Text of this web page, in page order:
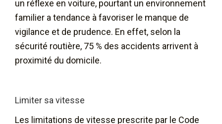
un réflexe en voiture, pourtant un environnement
familier a tendance à favoriser le manque de
vigilance et de prudence. En effet, selon la
sécurité routière, 75 % des accidents arrivent à
proximité du domicile.
Limiter sa vitesse
Les limitations de vitesse prescrite par le Code